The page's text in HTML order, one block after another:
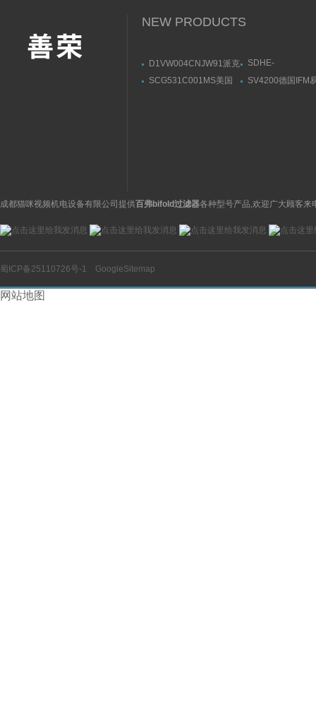
NEW PRODUCTS
D1VW004CNJW91派克
PARKER换向阀使用注
SDHE-
阿托斯溢流阀参
SCG531C001MS美国
SV4200德国IFM
成都猫咪视频机电设备有限公司提供百弗bifold过滤器各种型号产品,欢迎广大顾客来
蜀ICP备25110726号-1 GoogleSitemap
网站地图